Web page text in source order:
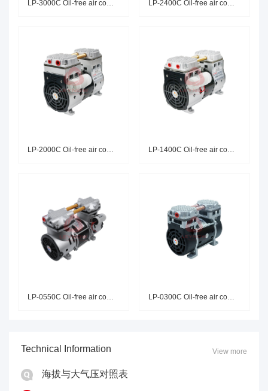
LP-2000C Oil-free air compress LP-1400C Oil-free air compress
LP-0550C Oil-free air compress LP-0300C Oil-free air compress
Technical Information View more
海拔与大气压对照表